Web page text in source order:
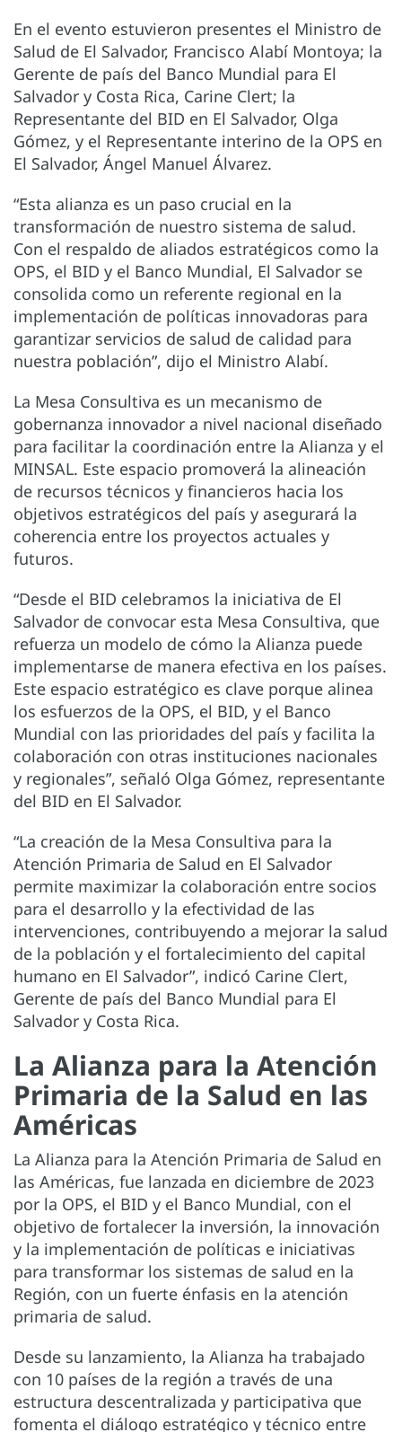
En el evento estuvieron presentes el Ministro de
Salud de El Salvador, Francisco Alabí Montoya; la
Gerente de país del Banco Mundial para El
Salvador y Costa Rica, Carine Clert; la
Representante del BID en El Salvador, Olga
Gómez, y el Representante interino de la OPS en
El Salvador, Ángel Manuel Álvarez.
“Esta alianza es un paso crucial en la
transformación de nuestro sistema de salud.
Con el respaldo de aliados estratégicos como la
OPS, el BID y el Banco Mundial, El Salvador se
consolida como un referente regional en la
implementación de políticas innovadoras para
garantizar servicios de salud de calidad para
nuestra población”, dijo el Ministro Alabí.
La Mesa Consultiva es un mecanismo de
gobernanza innovador a nivel nacional diseñado
para facilitar la coordinación entre la Alianza y el
MINSAL. Este espacio promoverá la alineación
de recursos técnicos y financieros hacia los
objetivos estratégicos del país y asegurará la
coherencia entre los proyectos actuales y
futuros.
“Desde el BID celebramos la iniciativa de El
Salvador de convocar esta Mesa Consultiva, que
refuerza un modelo de cómo la Alianza puede
implementarse de manera efectiva en los países.
Este espacio estratégico es clave porque alinea
los esfuerzos de la OPS, el BID, y el Banco
Mundial con las prioridades del país y facilita la
colaboración con otras instituciones nacionales
y regionales”, señaló Olga Gómez, representante
del BID en El Salvador.
“La creación de la Mesa Consultiva para la
Atención Primaria de Salud en El Salvador
permite maximizar la colaboración entre socios
para el desarrollo y la efectividad de las
intervenciones, contribuyendo a mejorar la salud
de la población y el fortalecimiento del capital
humano en El Salvador”, indicó Carine Clert,
Gerente de país del Banco Mundial para El
Salvador y Costa Rica.
La Alianza para la Atención
Primaria de la Salud en las
Américas
La Alianza para la Atención Primaria de Salud en
las Américas, fue lanzada en diciembre de 2023
por la OPS, el BID y el Banco Mundial, con el
objetivo de fortalecer la inversión, la innovación
y la implementación de políticas e iniciativas
para transformar los sistemas de salud en la
Región, con un fuerte énfasis en la atención
primaria de salud.
Desde su lanzamiento, la Alianza ha trabajado
con 10 países de la región a través de una
estructura descentralizada y participativa que
fomenta el diálogo estratégico y técnico entre